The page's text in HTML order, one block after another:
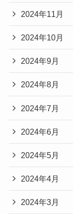
2024年11月
2024年10月
2024年9月
2024年8月
2024年7月
2024年6月
2024年5月
2024年4月
2024年3月